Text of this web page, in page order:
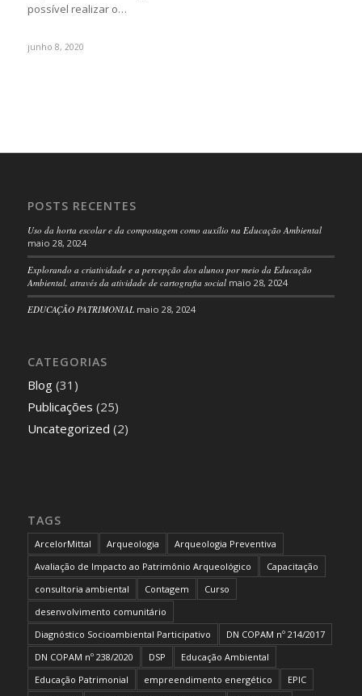
possível realizar o…
junho 8, 2020
POSTS RECENTES
Uso da horta escolar e da compostagem como auxílio na Educação Ambiental
maio 28, 2024
Explorando a criatividade e a percepção dos alunos por meio da Educação
Ambiental, através da atividade de cartografia social maio 28, 2024
EDUCAÇÃO PATRIMONIAL maio 28, 2024
CATEGORIAS
Blog(31)
Publicações (25)
Uncategorized (2)
TAGS
ArcelorMittal Arqueologia
Arqueologia Preventiva
Avaliação de Impacto ao Patrimônio Arqueológico
Capacitação
consultoria ambiental
Contagem
Curso
desenvolvimento comunitário
Diagnóstico Socioambiental Participativo
DN COPAM nº 214/2017
DN COPAM nº 238/2020
DSP
Educação Ambiental
Educação Patrimonial
empreendimento energético
EPIC